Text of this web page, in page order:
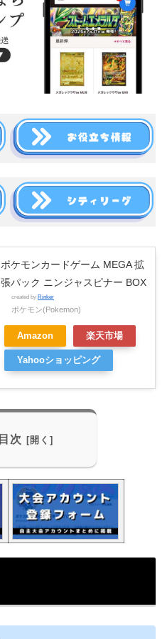
ポケモンカードゲーム MEGA 拡
張パック ニンジャスピナー BOX
created by Rinker
ポケモン(Pokemon)
Amazon 楽天市場
Yahooショッピング
目次